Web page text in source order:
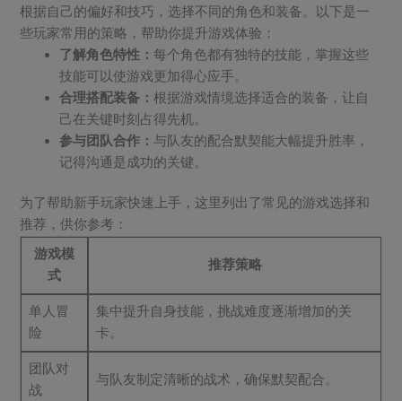
根据自己的偏好和技巧，选择不同的角色和装备。以下是一
些玩家常用的策略，帮助你提升游戏体验：
了解角色特性：每个角色都有独特的技能，掌握这些
技能可以使游戏更加得心应手。
合理搭配装备：根据游戏情境选择适合的装备，让自
己在关键时刻占得先机。
参与团队合作：与队友的配合默契能大幅提升胜率，
记得沟通是成功的关键。
为了帮助新手玩家快速上手，这里列出了常见的游戏选择和
推荐，供你参考：
游戏模
式
推荐策略
单人冒
险
集中提升自身技能，挑战难度逐渐增加的关
卡。
团队对
战
与队友制定清晰的战术，确保默契配合。